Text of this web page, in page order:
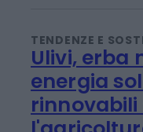
Redazione
TENDENZE E